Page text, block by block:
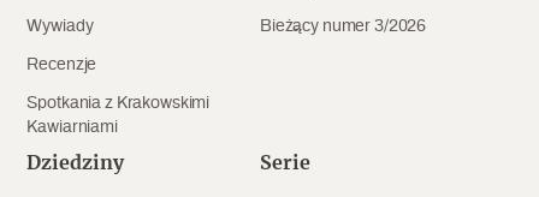
Niewykonalne? Nie dla Wawelu
Wywiady
Recenzje
Spotkania z Krakowskimi
Kawiarniami
Bieżący numer 3/2026
Dziedziny Serie